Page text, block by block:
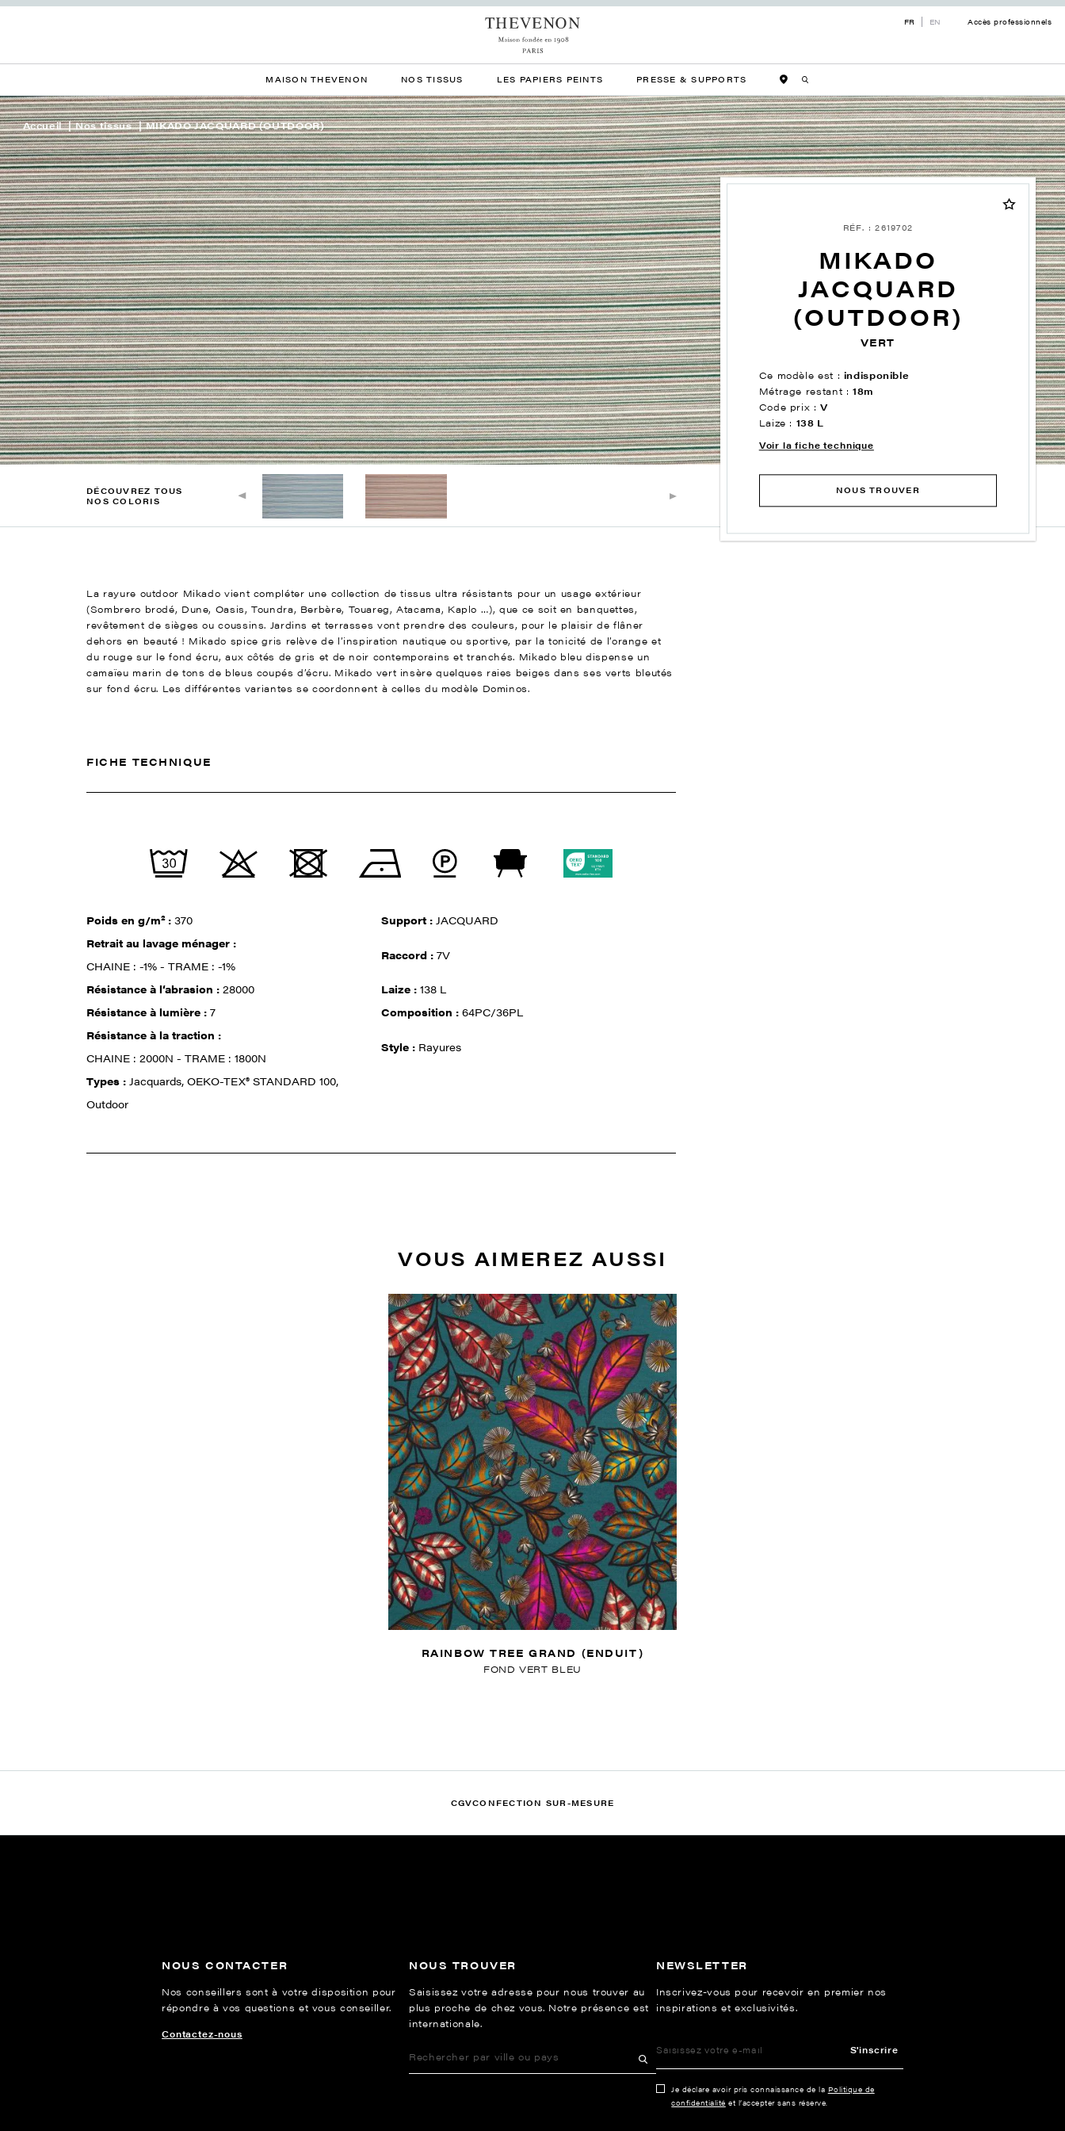
FR EN Accès professionnels
MAISON THEVENON NOS TISSUS LES PAPIERS PEINTS PRESSE & SUPPORTS
Accueil Nos tissus MIKADO JACQUARD (OUTDOOR)
RÉF. : 2619702
MIKADO
JACQUARD
(OUTDOOR)
VERT
Ce modèle est : indisponible
Métrage restant :18m
Code prix :V
Laize : 138 L
Voir la fiche technique
NOUS TROUVER
DÉCOUVREZ TOUS
NOS COLORIS
La rayure outdoor Mikado vient compléter une collection de tissus ultra résistants pour un usage extérieur
(Sombrero brodé, Dune, Oasis, Toundra, Berbère, Touareg, Atacama, Kaplo …), que ce soit en banquettes,
revêtement de sièges ou coussins. Jardins et terrasses vont prendre des couleurs, pour le plaisir de flâner
dehors en beauté ! Mikado spice gris relève de l’inspiration nautique ou sportive, par la tonicité de l’orange et
du rouge sur le fond écru, aux côtés de gris et de noir contemporains et tranchés. Mikado bleu dispense un
camaïeu marin de tons de bleus coupés d’écru. Mikado vert insère quelques raies beiges dans ses verts bleutés
sur fond écru. Les différentes variantes se coordonnent à celles du modèle Dominos.
FICHE TECHNIQUE
Poids en g/m² :370 Support :JACQUARD
Retrait au lavage ménager :
CHAINE : -1% - TRAME : -1%
Raccord :7V
Résistance à l‘abrasion :28000 Laize :138 L
Résistance à lumière :7 Composition :64PC/36PL
Résistance à la traction :
CHAINE : 2000N - TRAME : 1800N
Style : Rayures
Types :Jacquards, OEKO-TEX® STANDARD 100,
Outdoor
VOUS AIMEREZ AUSSI
RAINBOW TREE GRAND (ENDUIT)
FOND VERT BLEU
CGVCONFECTION SUR-MESURE
NOUS CONTACTER
Nos conseillers sont à votre disposition pour
répondre à vos questions et vous conseiller.
Contactez-nous
NOUS TROUVER
Saisissez votre adresse pour nous trouver au
plus proche de chez vous. Notre présence est
internationale.
NEWSLETTER
Inscrivez-vous pour recevoir en premier nos
inspirations et exclusivités.
S'inscrire
Je déclare avoir pris connaissance de la Politique de
confidentialité et l’accepter sans réserve.